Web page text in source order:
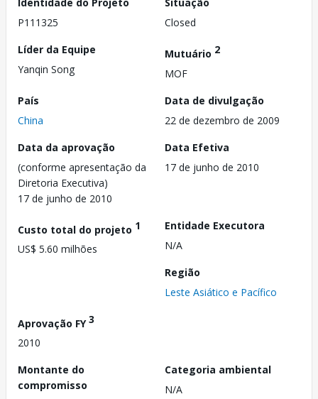
P111325
Closed
Líder da Equipe
Yanqin Song
Mutuário 2
MOF
País
China
Data de divulgação
22 de dezembro de 2009
Data da aprovação
(conforme apresentação da
Diretoria Executiva)
17 de junho de 2010
Data Efetiva
17 de junho de 2010
Custo total do projeto 1
US$ 5.60 milhões
Entidade Executora
N/A
Região
Leste Asiático e Pacífico
Aprovação FY3
2010
Montante do
compromisso
Categoria ambiental
N/A